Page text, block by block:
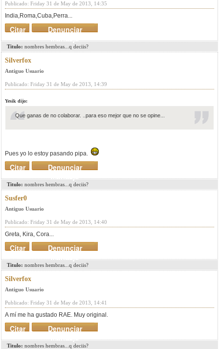
Publicado: Friday 31 de May de 2013, 14:35
India,Roma,Cuba,Perra...
Denunciar
mensaje
Citar
Titulo: nombres hembras...q deciis?
Silverfox
Antiguo Usuario
Publicado: Friday 31 de May de 2013, 14:39
Yesik dijo:
Que ganas de no colaborar. ..para eso mejor que no se opine...
Pues yo lo estoy pasando pipa.
Denunciar
mensaje
Citar
Titulo: nombres hembras...q deciis?
Susfer0
Antiguo Usuario
Publicado: Friday 31 de May de 2013, 14:40
Greta, Kira, Cora...
Denunciar
mensaje
Citar
Titulo: nombres hembras...q deciis?
Silverfox
Antiguo Usuario
Publicado: Friday 31 de May de 2013, 14:41
A mí me ha gustado RAE. Muy original.
Denunciar
mensaje
Citar
Titulo: nombres hembras...q deciis?